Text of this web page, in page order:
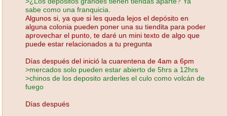
sabe como una franquicia.
Algunos si, ya que si les queda lejos el depósito en
alguna colonia pueden poner una su tiendita para poder
aprovechar el punto, te daré un mini texto de algo que
puede estar relacionados a tu pregunta
Días después del inició la cuarentena de 4am a 6pm
>mercados solo pueden estar abierto de 5hrs a 12hrs
>chinos de los deposito arderles el culo como volcán de
fuego
Días después